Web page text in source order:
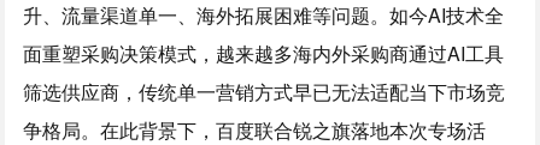
升、流量渠道单一、海外拓展困难等问题。如今AI技术全
面重塑采购决策模式，越来越多海内外采购商通过AI工具
筛选供应商，传统单一营销方式早已无法适配当下市场竞
争格局。在此背景下，百度联合锐之旗落地本次专场活